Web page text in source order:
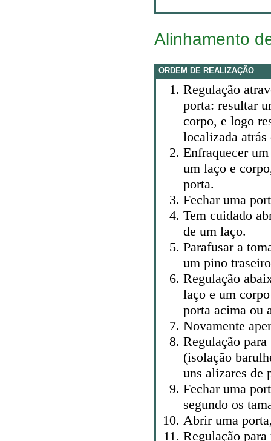
Alinhamento
ORDEM DE REALIZAÇÃO
Regulação
porta: resultar
corpo, e logo
localizada atrás
Enfraquecer
um laço e
porta.
Fechar uma
Tem cuidado
de um laço.
Parafusar a
um pino
Regulação
laço e um
porta acima ou
Novamente
Regulação
(isolação
uns alizares de
Fechar uma
segundo os
Abrir uma
Regulação